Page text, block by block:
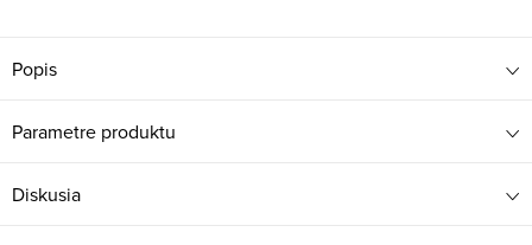
Popis
Parametre produktu
Diskusia